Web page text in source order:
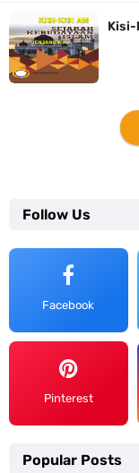
Kisi-
Follow Us
Facebook
Pinterest
Popular Posts